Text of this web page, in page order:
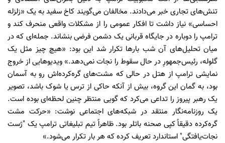
تنش‌های تجاری خبر می‌دادند. مخالفان می‌گویند کاخ سفید به یک «زلزله
احساسی» نیاز داشت تا افکار عمومی را از مشکلات واقعی منحرف کند و
ترامپ را دوباره در جایگاه قربانی یک دشمن فرضی بنشاند. جمله‌ای که در
میان تحلیل‌های آن شب بارها تکرار شد این بود: «هیچ چیز مثل یک
گلوله، رئیس‌جمهورِ در حال سقوط را نجات نمی‌دهد.» ویدیوهایی از خروج
نمایشی ترامپ از هتل در حالی که مشت‌های گره‌کرده‌اش رو به آسمان
بود، به گمان این گروه، بیش از آنکه حاکی از ترس یا شوک باشد، تصویر
یک رهبر پیروز را تداعی می‌کرد که گویی منتظر چنین لحظه‌ای بوده است.
یک روزنامه‌نگار منتقد در شبکه‌های اجتماعی نوشت: «حرکت مشت
گره‌کرده دقیقاً کپی صحنه باتلر بود. ظاهراً تیم تبلیغاتی ترامپ یک "ژست
نجات‌یافتگی" استاندارد تعریف کرده که هر بار تکرار می‌شود.»